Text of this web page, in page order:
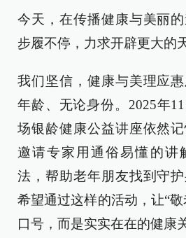
今天，在传播健康与美丽
步履不停，力求开辟更大的
我们坚信，健康与美理应
年龄、无论身份。2025年
场银龄健康公益讲座依然
邀请专家用通俗易懂的讲
法，帮助老年朋友找到守
希望通过这样的活动，让“
口号，而是实实在在的健康